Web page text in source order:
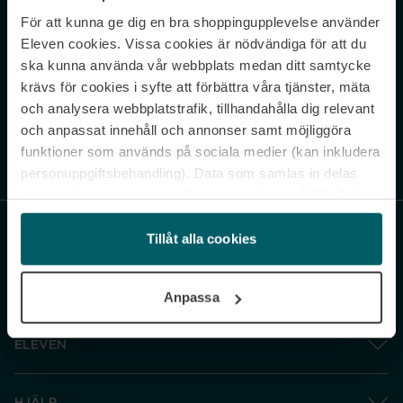
För att kunna ge dig en bra shoppingupplevelse använder
Eleven cookies. Vissa cookies är nödvändiga för att du
ska kunna använda vår webbplats medan ditt samtycke
krävs för cookies i syfte att förbättra våra tjänster, mäta
och analysera webbplatstrafik, tillhandahålla dig relevant
och anpassat innehåll och annonser samt möjliggöra
funktioner som används på sociala medier (kan inkludera
personuppgiftsbehandling). Data som samlas in delas
och gå vidare” accepterar du samtliga cookies medan du
under ”Inställningar” kan anpassa användningen av
cookies. Du kan återkalla ditt samtycke när som helst.
Tillåt alla cookies
Anpassa
Never miss a beat.
Sign up to our newsletter.
Genom att prenumerera accepterar du vår Integritetspolicy. Avprenumerera
ELEVEN